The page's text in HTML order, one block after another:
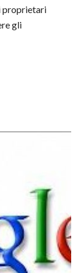
proprietari
gli